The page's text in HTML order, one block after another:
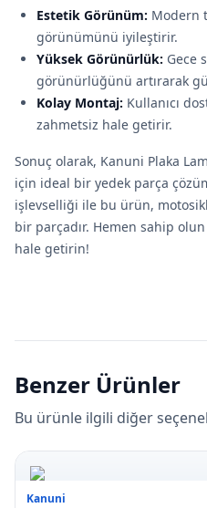
Estetik Görünüm: Modern
görünümünü iyileştirir.
Yüksek Görünürlük: Gece
görünürlüğünü artırarak
Kolay Montaj: Kullanıcı
zahmetsiz hale getirir.
Sonuç olarak, Kanuni Plaka
için ideal bir yedek parça
işlevselliği ile bu ürün,
bir parçadır. Hemen sahip
hale getirin!
Benzer Ürünler
Bu ürünle ilgili diğer
Kanuni